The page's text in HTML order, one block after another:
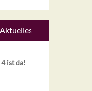
Aktuelles
ist da!